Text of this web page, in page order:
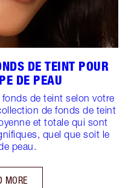
DE TEINT POUR
DE PEAU
de teint selon votre
de fonds de teint
et totale qui sont
quel que soit le
peau.
MORE